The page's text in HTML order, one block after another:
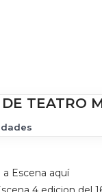
DE TEATRO
a Escena aquí